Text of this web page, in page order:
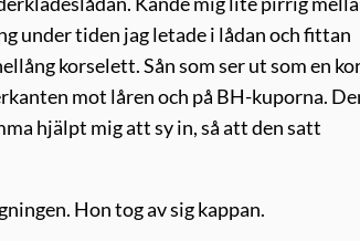
under tiden jag letade i lådan och fittan
korselett. Sån som ser ut som en
mot låren och på BH-kuporna.
hjälpt mig att sy in, så att den satt
Hon tog av sig kappan.